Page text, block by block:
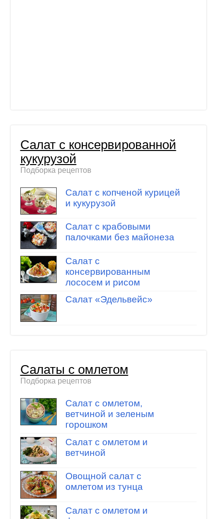
Салат с консервированной
кукурузой
Подборка рецептов
Салат с копченой курицей
и кукурузой
Салат с крабовыми
палочками без майонеза
Салат с
консервированным
лососем и рисом
Салат «Эдельвейс»
Салаты с омлетом
Подборка рецептов
Салат с омлетом,
ветчиной и зеленым
горошком
Салат с омлетом и
ветчиной
Овощной салат с
омлетом из тунца
Салат с омлетом и